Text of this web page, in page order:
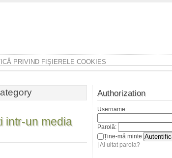
PRIVIND FIȘIERELE COOKIES
intr-un media
Authorization
Username:
Parolă:
Ține-mă minte
Ai uitat parola?